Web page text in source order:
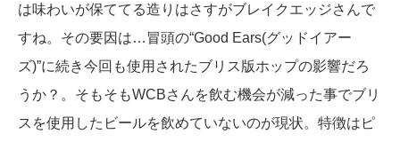
は味わいが保ててる造りはさすがブレイクエッジさんで
すね。その要因は…冒頭の“Good Ears(グッドイアー
ズ)”に続き今回も使用されたブリス版ホップの影響だろ
うか？。そもそもWCBさんを飲む機会が減った事でブリ
スを使用したビールを飲めていないのが現状。特徴はピ